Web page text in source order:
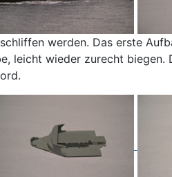
werden. Das erste
leicht wieder zurecht